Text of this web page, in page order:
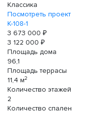
Классика
Посмотреть проект
К-108-1
3 673 000 ₽
3 122 000 ₽
Площадь дома
96,1
Площадь террасы
11,4 м2
Количество этажей
2
Количество спален